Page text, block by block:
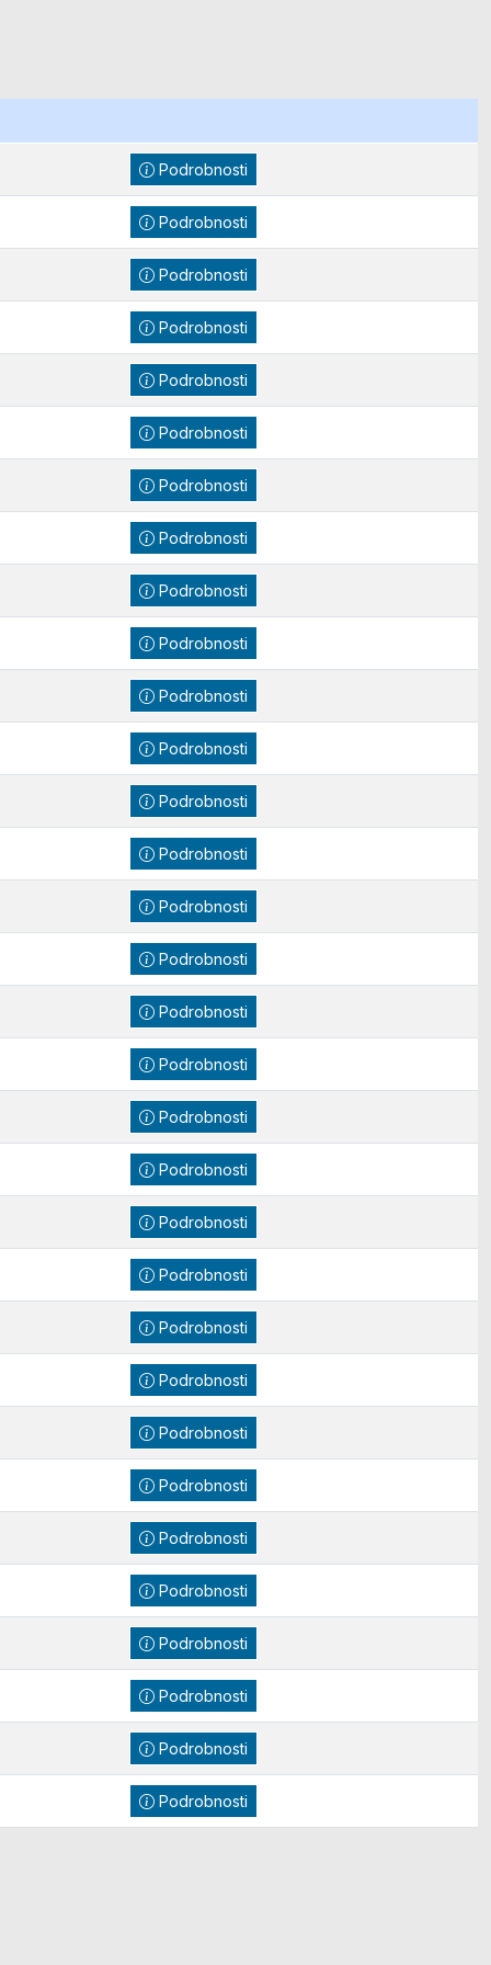
Podrobnosti
Podrobnosti
Podrobnosti
Podrobnosti
Podrobnosti
Podrobnosti
Podrobnosti
Podrobnosti
Podrobnosti
Podrobnosti
Podrobnosti
Podrobnosti
Podrobnosti
Podrobnosti
Podrobnosti
Podrobnosti
Podrobnosti
Podrobnosti
Podrobnosti
Podrobnosti
Podrobnosti
Podrobnosti
Podrobnosti
Podrobnosti
Podrobnosti
Podrobnosti
Podrobnosti
Podrobnosti
Podrobnosti
Podrobnosti
Podrobnosti
Podrobnosti